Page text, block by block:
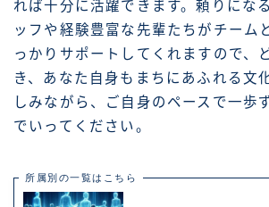
れば十分に活躍できます。頼りにな
ッフや経験豊富な先輩たちがチーム
っかりサポートしてくれますので、
き、あなた自身もまちにあふれる文
しみながら、ご自身のペースで一歩
でいってください。
所属別の一覧はこちら